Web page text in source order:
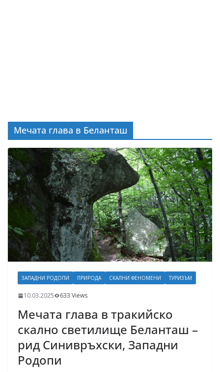
Мечата глава в Беланташ
ЗАПАДНИ РОДОПИ ПРИРОДА СКАЛНИ ФЕНОМЕНИ ТУРИЗЪМ
10.03.2025 633 Views
Мечата глава в тракийско
скално светилище Беланташ –
рид Синивръхски, Западни
Родопи